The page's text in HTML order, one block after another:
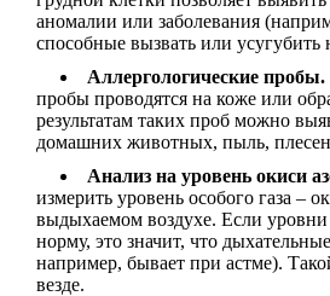
аномалии или заболевания
способные вызвать или
Аллергологические пробы.
пробы проводятся на коже или
результатам таких проб можно
домашних животных, пыль,
Анализ на уровень окиси
измерить уровень особого газа –
выдыхаемом воздухе. Если
норму, это значит, что
например, бывает при астме).
везде.